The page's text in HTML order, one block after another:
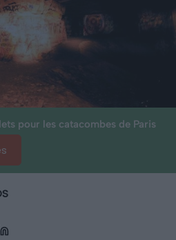
pour les catacombes de Paris